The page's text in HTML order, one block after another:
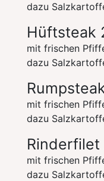
dazu
Hüftsteak
mit frischen
dazu
mit frischen
dazu
Rinderfilet
mit frischen
dazu